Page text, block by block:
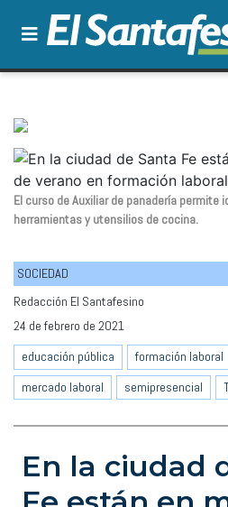
El curso de Auxiliar de panadería permite
herramientas y utensilios de cocina.
SOCIEDAD
Redacción El Santafesino
24 de febrero de 2021
educación pública
formación laboral
mercado laboral
semipresencial
En la ciudad